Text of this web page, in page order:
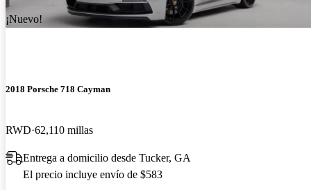
¡Nuevo!
2018 Porsche 718 Cayman
RWD 62,110 millas
Entrega a domicilio desde Tucker, GA
El precio incluye envío de $583